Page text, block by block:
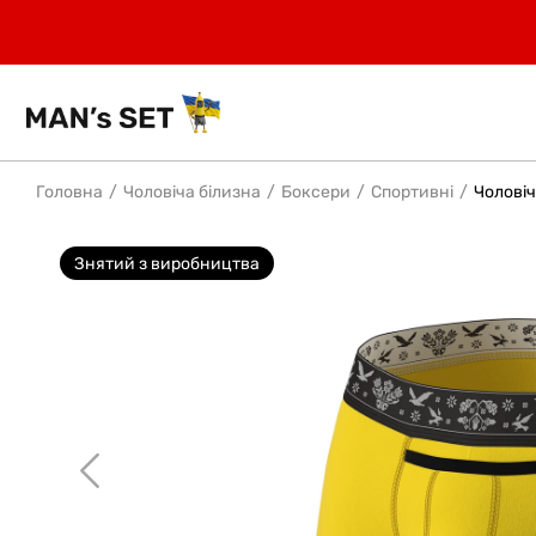
Головна Чоловіча білизна Боксери Спортивні
Знятий з виробництва